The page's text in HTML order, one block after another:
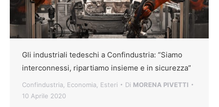
Gli industriali tedeschi a Confindustria: “Siamo
interconnessi, ripartiamo insieme e in sicurezza”
Confindustria Economia Esteri Di MORENA PIVETTI
10 Aprile 2020